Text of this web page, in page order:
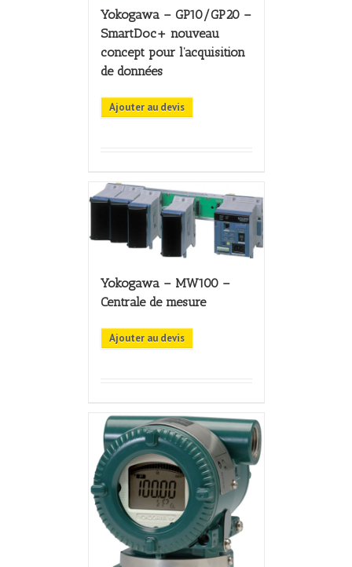
Yokogawa – GP10/GP20 –
SmartDoc+ nouveau
concept pour l’acquisition
de données
Ajouter au devis
Yokogawa – MW100 –
Centrale de mesure
Ajouter au devis